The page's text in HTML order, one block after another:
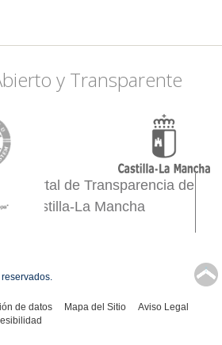
y Transparente
Portal de Transparencia de
Castilla-La Mancha
↑
de datos Mapa del Sitio
Aviso Legal